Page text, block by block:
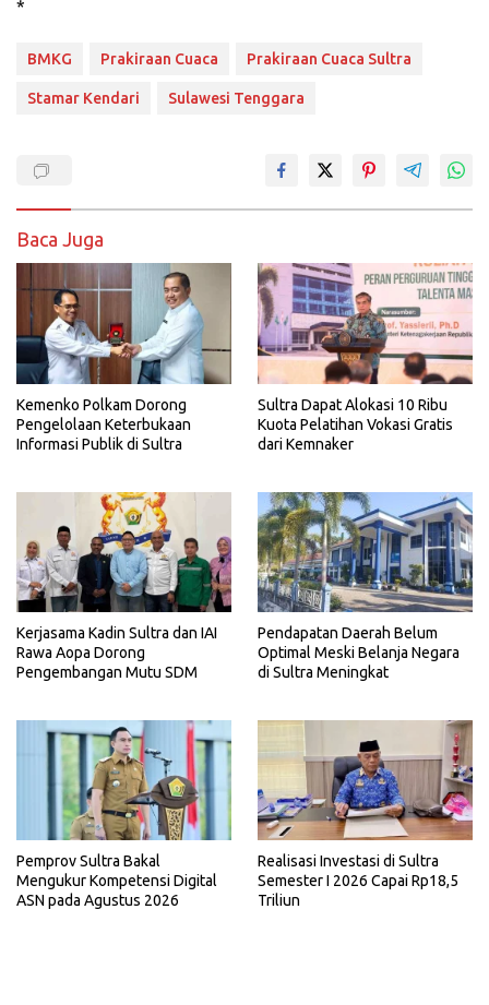
*
BMKG Prakiraan Cuaca Prakiraan Cuaca Sultra
Stamar Kendari Sulawesi Tenggara
Baca Juga
Kemenko Polkam Dorong
Pengelolaan Keterbukaan
Informasi Publik di Sultra
Sultra Dapat Alokasi 10 Ribu
Kuota Pelatihan Vokasi Gratis
dari Kemnaker
Kerjasama Kadin Sultra dan IAI
Rawa Aopa Dorong
Pengembangan Mutu SDM
Pendapatan Daerah Belum
Optimal Meski Belanja Negara
di Sultra Meningkat
Pemprov Sultra Bakal
Mengukur Kompetensi Digital
ASN pada Agustus 2026
Realisasi Investasi di Sultra
Semester I 2026 Capai Rp18,5
Triliun